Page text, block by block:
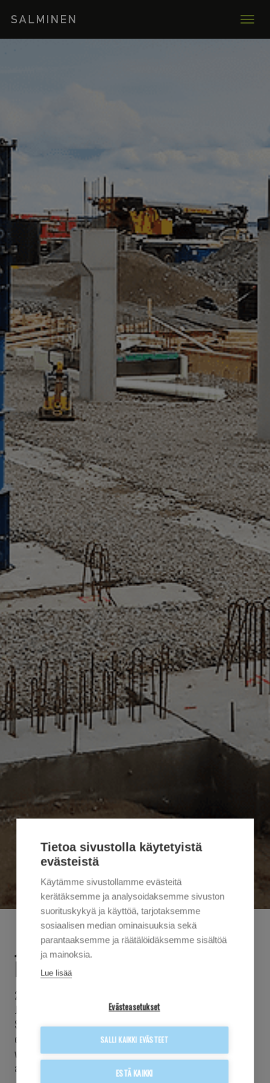
JARI KUOSMANEN ON ALOITTANUT
ETELÄ-SUOMEN ALUEJOHTAJANA
28.10.2024
Jari Kuosmanen on aloittanut Rakennustyö Salmisen Etelä-
Suomen toimipisteen uutena aluejohtajana lokakuun alussa. Jari
on työskennellyt Rakennustyö Salmisella aiemmin lähes 10
vuotta työnjohdon tehtävissä, joten yrityksen toimintamalli ja
arvomaailma ovat hänelle tuttuja entuudestaan.
Tietoa sivustolla käytetyistä
evästeistä
Käytämme sivustollamme evästeitä
kerätäksemme ja analysoidaksemme sivuston
suorituskykyä ja käyttöä, tarjotaksemme
sosiaalisen median ominaisuuksia sekä
parantaaksemme ja räätälöidäksemme sisältöä
ja mainoksia.
Lue lisää
Evästeasetukset
SALLI KAIKKI EVÄSTEET
ESTÄ KAIKKI